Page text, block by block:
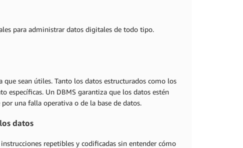
para administrar datos digitales de todo tipo.
que sean útiles. Tanto los datos estructurados como los
específicas. Un DBMS garantiza que los datos estén
una falla operativa o de la base de datos.
datos
repetibles y codificadas sin entender cómo